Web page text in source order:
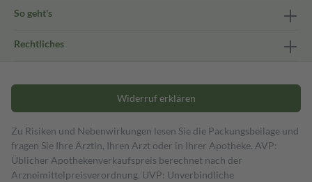
So geht's
Rechtliches
Widerruf erklären
Zu Risiken und Nebenwirkungen lesen Sie die Packungsbeilage und
fragen Sie Ihre Ärztin, Ihren Arzt oder in Ihrer Apotheke. AVP:
Üblicher Apothekenverkaufspreis berechnet nach der
Arzneimittelpreisverordnung. UVP: Unverbindliche